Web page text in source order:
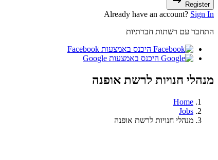
Register
Already have an account? Sign In
התחבר עם רשתות חברתיות
היכנס באמצעות Facebook
היכנס באמצעות Google
מנהלי חנויות לרשת אופנה
Home
Jobs
מנהלי חנויות לרשת אופנה